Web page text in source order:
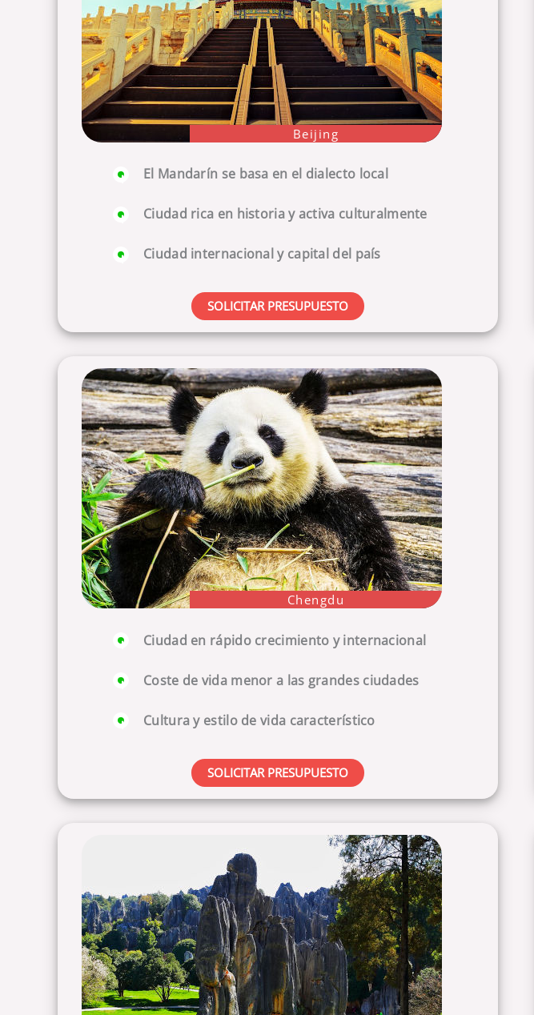
Beijing
El Mandarín se basa en el dialecto local
Ciudad rica en historia y activa culturalmente
Ciudad internacional y capital del país
SOLICITAR PRESUPUESTO
Chengdu
Ciudad en rápido crecimiento y internacional
Coste de vida menor a las grandes ciudades
Cultura y estilo de vida característico
SOLICITAR PRESUPUESTO